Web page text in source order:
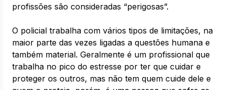
profissões são consideradas “perigosas”.
O policial trabalha com vários tipos de limitações, na
maior parte das vezes ligadas a questões humana e
também material. Geralmente é um profissional que
trabalha no pico do estresse por ter que cuidar e
proteger os outros, mas não tem quem cuide dele e